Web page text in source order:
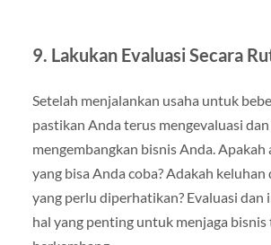
9. Lakukan Evaluasi Secara
Setelah menjalankan usaha untuk
pastikan Anda terus mengevaluasi dan
mengembangkan bisnis Anda. Apakah
yang bisa Anda coba? Adakah keluhan
yang perlu diperhatikan? Evaluasi dan
hal yang penting untuk menjaga